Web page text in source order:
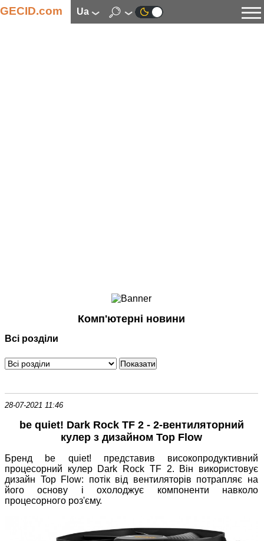
GECID.com ua
Смартфони
Периферія
Програмне забезпечення
Комп'ютерні новини
Всі розділи
28-07-2021 11:46
be quiet! Dark Rock TF 2 - 2-вентиляторний
кулер з дизайном Top Flow
Бренд be quiet! представив високопродуктивний
процесорний кулер Dark Rock TF 2. Він використовує
дизайн Top Flow: потік від вентиляторів потрапляє на
його основу і охолоджує компоненти навколо
процесорного роз'єму.